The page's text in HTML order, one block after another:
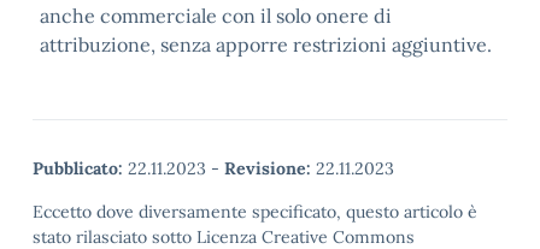
anche commerciale con il solo onere di
attribuzione, senza apporre restrizioni aggiuntive.
Pubblicato: 22.11.2023 - Revisione: 22.11.2023
Eccetto dove diversamente specificato, questo articolo è
stato rilasciato sotto Licenza Creative Commons